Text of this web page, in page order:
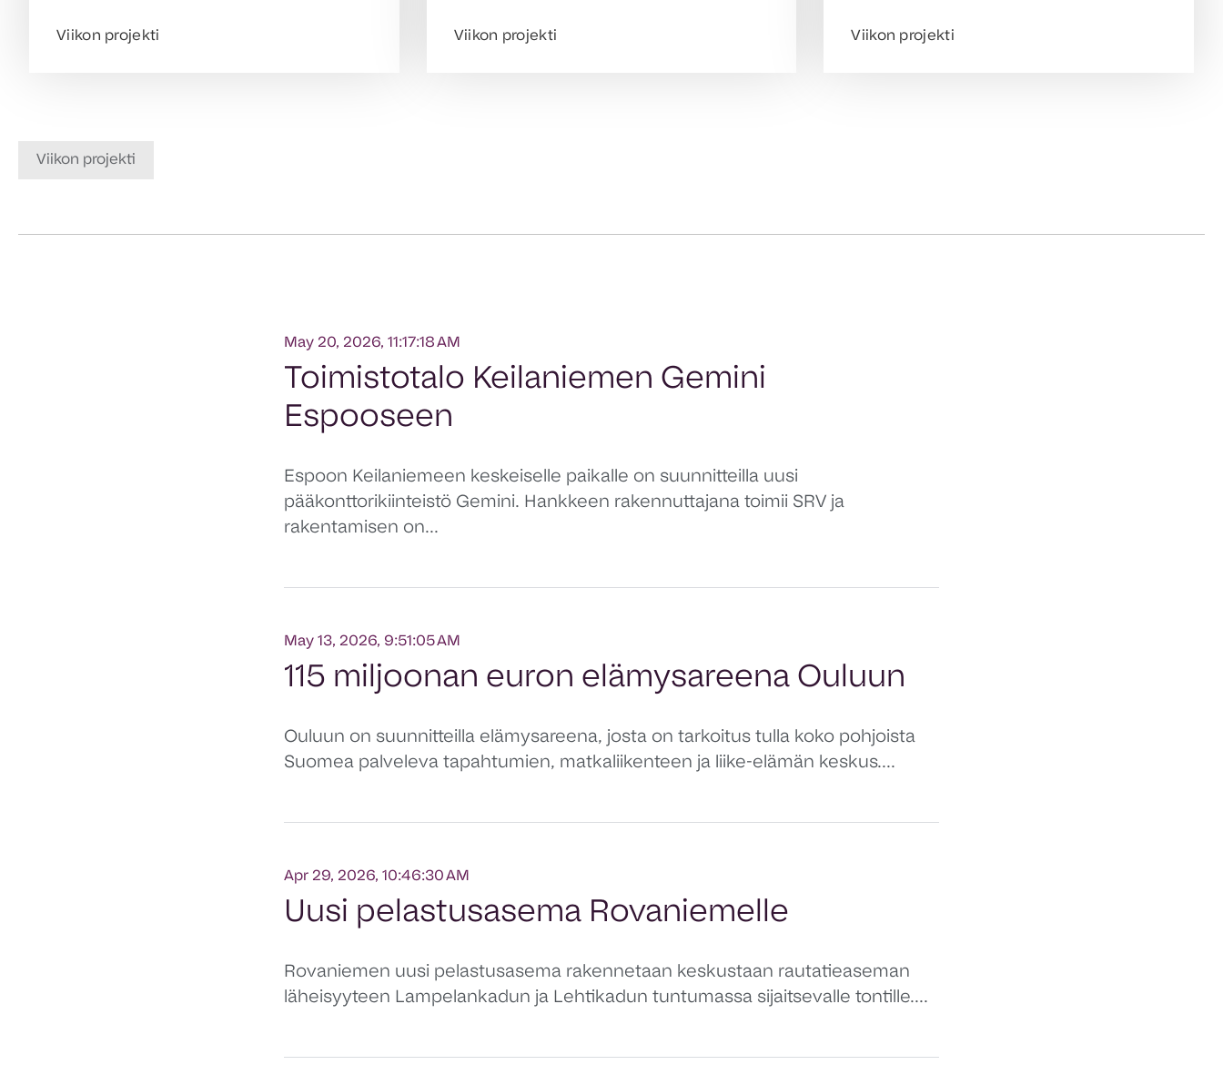
Viikon projekti Viikon projekti Viikon projekti
Viikon projekti
May 20, 2026, 11:17:18 AM
Toimistotalo Keilaniemen Gemini
Espooseen
Espoon Keilaniemeen keskeiselle paikalle on suunnitteilla uusi
pääkonttorikiinteistö Gemini. Hankkeen rakennuttajana toimii SRV ja
rakentamisen on...
May 13, 2026, 9:51:05 AM
115 miljoonan euron elämysareena Ouluun
Ouluun on suunnitteilla elämysareena, josta on tarkoitus tulla koko pohjoista
Suomea palveleva tapahtumien, matkaliikenteen ja liike-elämän keskus....
Apr 29, 2026, 10:46:30 AM
Uusi pelastusasema Rovaniemelle
Rovaniemen uusi pelastusasema rakennetaan keskustaan rautatieaseman
läheisyyteen Lampelankadun ja Lehtikadun tuntumassa sijaitsevalle tontille....